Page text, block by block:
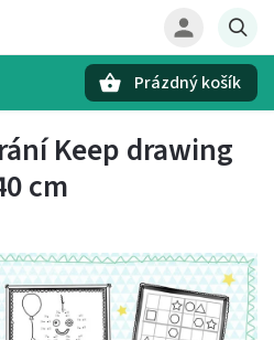
Prázdný košík
Keep drawing
cm